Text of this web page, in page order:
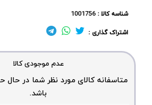
شناسه کالا : 1001756
اشتراک گذاری :
عدم موجودی کالا
متاسفانه کالای مورد نظر شما در
باشد.